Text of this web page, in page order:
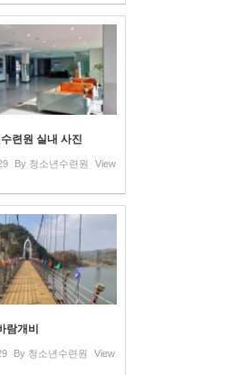
련원 실내 사진
By 청소년수련원
View
람개비
By 청소년수련원
View